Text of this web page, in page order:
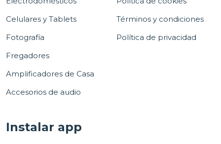
Celulares y Tablets
Fotografía
Fregadores
Amplificadores de Casa
Accesorios de audio
Términos y condiciones
Política de privacidad
Instalar app